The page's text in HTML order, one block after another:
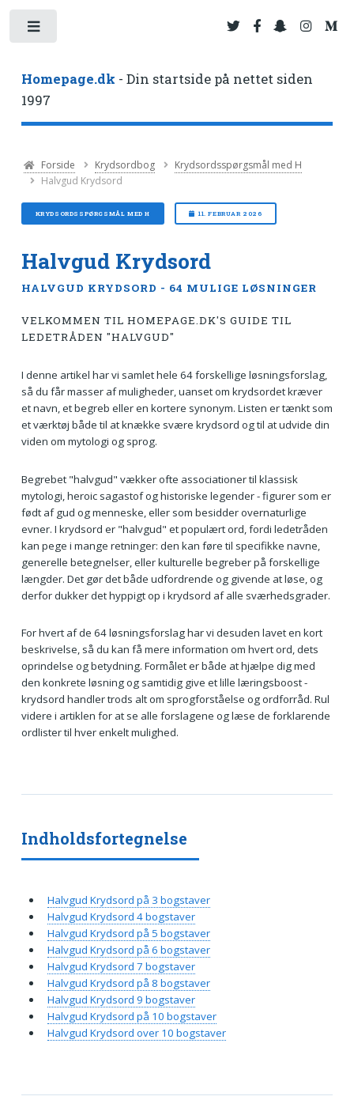
Homepage.dk - Din startside på nettet siden
1997
Forside Krydsordbog
Krydsordsspørgsmål med H
Halvgud Krydsord
KRYDSORDSSPØRGSMÅL MED H 11. FEBRUAR 2026
Halvgud Krydsord
HALVGUD KRYDSORD - 64 MULIGE LØSNINGER
VELKOMMEN TIL HOMEPAGE.DK'S GUIDE TIL
LEDETRÅDEN "HALVGUD"
I denne artikel har vi samlet hele 64 forskellige løsningsforslag,
så du får masser af muligheder, uanset om krydsordet kræver
et navn, et begreb eller en kortere synonym. Listen er tænkt som
et værktøj både til at knække svære krydsord og til at udvide din
viden om mytologi og sprog.
Begrebet "halvgud" vækker ofte associationer til klassisk
mytologi, heroic sagastof og historiske legender - figurer som er
født af gud og menneske, eller som besidder overnaturlige
evner. I krydsord er "halvgud" et populært ord, fordi ledetråden
kan pege i mange retninger: den kan føre til specifikke navne,
generelle betegnelser, eller kulturelle begreber på forskellige
længder. Det gør det både udfordrende og givende at løse, og
derfor dukker det hyppigt op i krydsord af alle sværhedsgrader.
For hvert af de 64 løsningsforslag har vi desuden lavet en kort
beskrivelse, så du kan få mere information om hvert ord, dets
oprindelse og betydning. Formålet er både at hjælpe dig med
den konkrete løsning og samtidig give et lille læringsboost -
krydsord handler trods alt om sprogforståelse og ordforråd. Rul
videre i artiklen for at se alle forslagene og læse de forklarende
ordlister til hver enkelt mulighed.
Indholdsfortegnelse
Halvgud Krydsord på 3 bogstaver
Halvgud Krydsord 4 bogstaver
Halvgud Krydsord på 5 bogstaver
Halvgud Krydsord på 6 bogstaver
Halvgud Krydsord 7 bogstaver
Halvgud Krydsord på 8 bogstaver
Halvgud Krydsord 9 bogstaver
Halvgud Krydsord på 10 bogstaver
Halvgud Krydsord over 10 bogstaver